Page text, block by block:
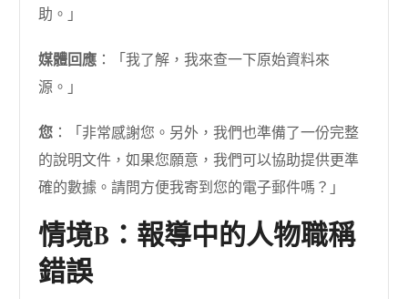
助。」
媒體回應 ：「我了解，我來查一下原始資料來
源。」
您 ：「非常感謝您。另外，我們也準備了一份完整
的說明文件，如果您願意，我們可以協助提供更準
確的數據。請問方便我寄到您的電子郵件嗎？」
情境B：報導中的人物職稱
錯誤